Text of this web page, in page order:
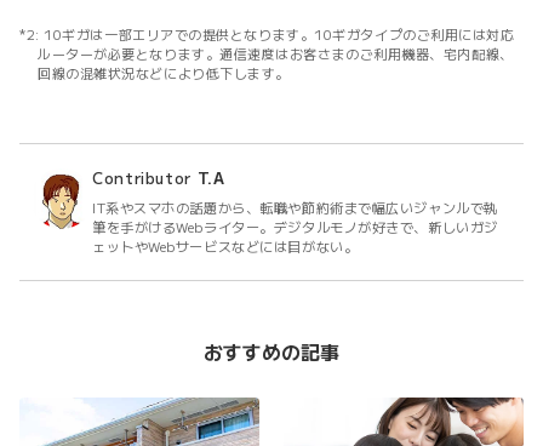
10ギガは一部エリアでの提供となります。10ギガタイプのご利用には対応
ルーターが必要となります。通信速度はお客さまのご利用機器、宅内配線、
回線の混雑状況などにより低下します。
Contributor T.A
IT系やスマホの話題から、転職や節約術まで幅広いジャンルで執
筆を手がけるWebライター。デジタルモノが好きで、新しいガジ
ェットやWebサービスなどには目がない。
おすすめの記事